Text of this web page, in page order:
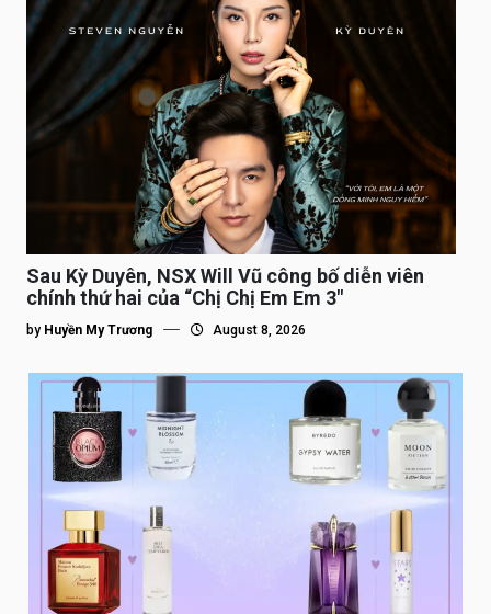
Sau Kỳ Duyên, NSX Will Vũ công bố diễn viên
chính thứ hai của “Chị Chị Em Em 3″
by Huyền My Trương August 8, 2026